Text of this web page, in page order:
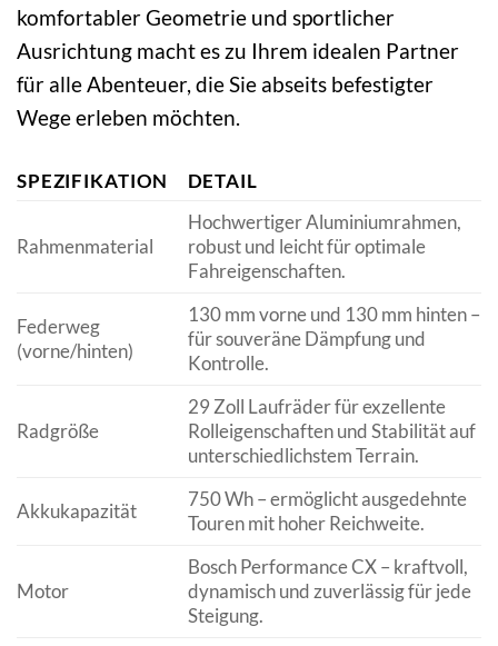
komfortabler Geometrie und sportlicher
Ausrichtung macht es zu Ihrem idealen Partner
für alle Abenteuer, die Sie abseits befestigter
Wege erleben möchten.
SPEZIFIKATION DETAIL
Rahmenmaterial
Hochwertiger Aluminiumrahmen,
robust und leicht für optimale
Fahreigenschaften.
Federweg
(vorne/hinten)
130 mm vorne und 130 mm hinten –
für souveräne Dämpfung und
Kontrolle.
Radgröße
29 Zoll Laufräder für exzellente
Rolleigenschaften und Stabilität auf
unterschiedlichstem Terrain.
Akkukapazität
750 Wh – ermöglicht ausgedehnte
Touren mit hoher Reichweite.
Motor
Bosch Performance CX – kraftvoll,
dynamisch und zuverlässig für jede
Steigung.